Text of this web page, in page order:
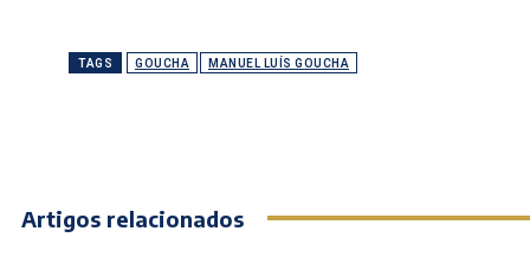
TAGS GOUCHA MANUEL LUÍS GOUCHA
Artigos relacionados